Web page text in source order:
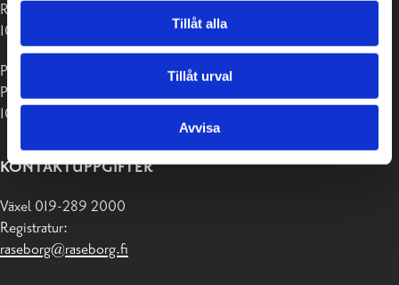
Tillåt alla
Tillåt urval
Avvisa
Raseborgsvägen 37
10650 Ekenäs
Postadress:
PB 58
10611 Raseborg
KONTAKTUPPGIFTER
Växel 019-289 2000
Registratur:
raseborg@raseborg.fi